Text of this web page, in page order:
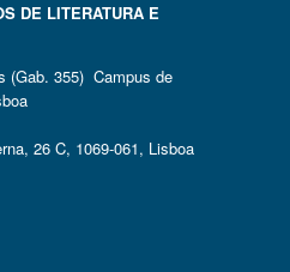
DE LITERATURA E
(Gab. 355) Campus de
26 C, 1069-061, Lisboa